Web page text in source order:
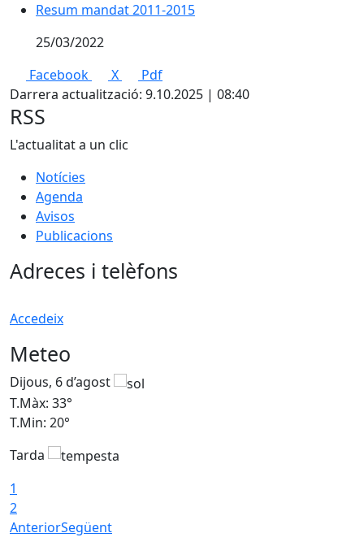
Resum mandat 2011-2015
Resum mandat 2011-2015
25/03/2022
Facebook
X
Pdf
Darrera actualització: 9.10.2025 | 08:40
RSS
L'actualitat a un clic
Notícies
Agenda
Avisos
Publicacions
Adreces i telèfons
Accedeix
Meteo
Dijous, 6 d’agost
T.Màx: 33°
T.Min: 20°
Tarda
1
2
AnteriorSegüent